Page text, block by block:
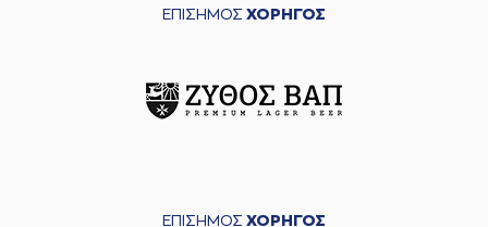
ΕΠΙΣΗΜΟΣ ΧΟΡΗΓΟΣ
ΕΠΙΣΗΜΟΣ ΧΟΡΗΓΟΣ